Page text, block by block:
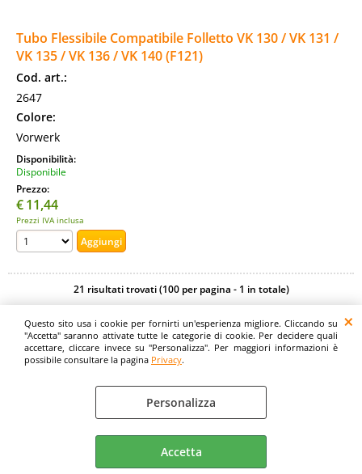
Questo sito usa i cookie per fornirti un'esperienza migliore. Cliccando su
"Accetta" saranno attivate tutte le categorie di cookie. Per decidere quali
accettare, cliccare invece su "Personalizza". Per maggiori informazioni è
possibile consultare la pagina Privacy.
Personalizza
Accetta
Tubo Flessibile Compatibile Folletto VK 130 / VK 131 /
VK 135 / VK 136 / VK 140 (F121)
Cod. art.:
2647
Colore:
Vorwerk
Disponibilità:
Disponibile
Prezzo:
€11,44
Prezzi IVA inclusa
21 risultati trovati (100 per pagina - 1 in totale)
Digitalrama Srl - Via del Centenario, 141/143 - 84084 - Lancusi di Fisciano (SA)
- P.IVA 05130560658 - digitalramasrl@pec.it G4AI1U8
Preferenze cookie